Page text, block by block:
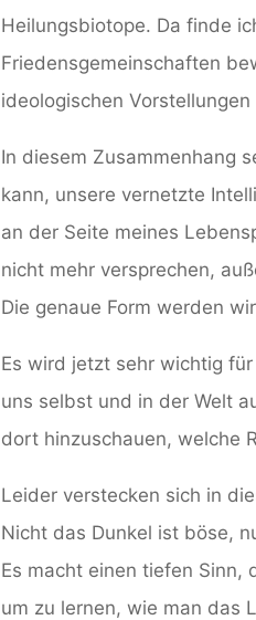
Heilungsbiotope. Da finde
Friedensgemeinschaften
ideologischen
In diesem Zusammenhang
kann, unsere vernetzte
an der Seite meines
nicht mehr versprechen,
Die genaue Form werden
Es wird jetzt sehr wichtig
uns selbst und in der Welt
dort hinzuschauen, welche
Leider verstecken sich in
Nicht das Dunkel ist böse,
Es macht einen tiefen Sinn,
um zu lernen, wie man das